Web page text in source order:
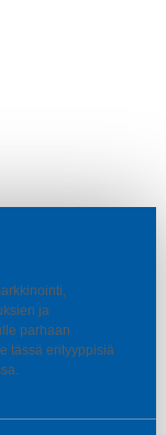
ja
parhaan
tässä erityyppisiä